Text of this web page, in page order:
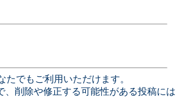
でもご利用いただけます。
削除や修正する可能性がある投稿には